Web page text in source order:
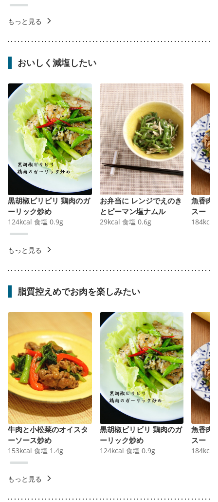
もっと見る
おいしく減塩したい
黒胡椒ビリビリ 鶏肉のガ
ーリック炒め
124kcal 食塩 0.9g
お弁当に レンジでえのき
とピーマン塩ナムル
29kcal 食塩 0.6g
魚香肉
スー
184kcal
もっと見る
脂質控えめでお肉を楽しみたい
牛肉と小松菜のオイスタ
ーソース炒め
153kcal 食塩 1.4g
黒胡椒ビリビリ 鶏肉のガ
ーリック炒め
124kcal 食塩 0.9g
魚香肉
スー
184kcal
もっと見る